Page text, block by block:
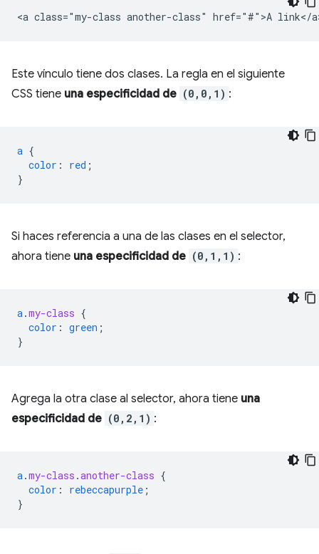
Este vínculo tiene dos clases. La regla en el siguiente
CSS tiene una especificidad de (0,0,1) :
a {
color : red ;
}
Si haces referencia a una de las clases en el selector,
ahora tiene una especificidad de (0,1,1) :
a.my-class {
color : green ;
}
Agrega la otra clase al selector, ahora tiene una
especificidad de (0,2,1) :
a.my-class .another-class {
color : rebeccapurple ;
}